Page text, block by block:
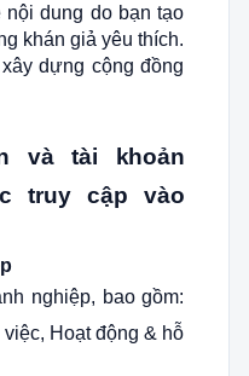
dung do bạn tạo
khán giả yêu thích.
dựng cộng đồng
và tài khoản
truy cập vào
nghiệp, bao gồm:
Hoạt động & hỗ